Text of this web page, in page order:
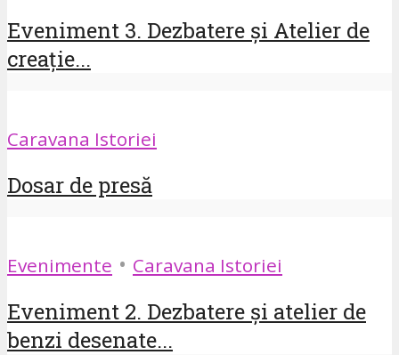
Eveniment 3. Dezbatere și Atelier de
creație...
Caravana Istoriei
Dosar de presă
Evenimente • Caravana Istoriei
Eveniment 2. Dezbatere și atelier de
benzi desenate...